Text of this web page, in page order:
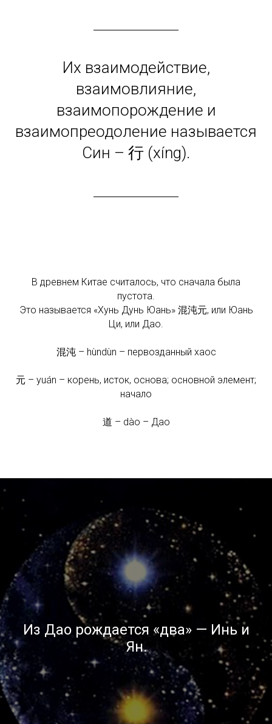
Их взаимодействие,
взаимовлияние,
взаимопорождение и
взаимопреодоление называется
Син – 行 (xíng).
В древнем Китае считалось, что сначала была
пустота.
Это называется «Хунь Дунь Юань» 混沌元, или Юань
Ци, или Дао.
混沌– hùndùn – первозданный хаос
元 – yuán – корень, исток, основа; основной элемент;
начало
道 – dào – Дао
Из Дао рождается «два» — Инь и
Ян.